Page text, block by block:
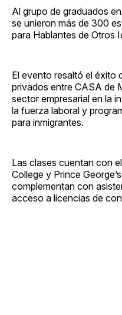
Al grupo de graduados
se unieron más de 300
para Hablantes de Otros
El evento resaltó el éxito
privados entre CASA de
sector empresarial en la
la fuerza laboral y
para inmigrantes.
Las clases cuentan con
College y Prince
complementan con
acceso a licencias de